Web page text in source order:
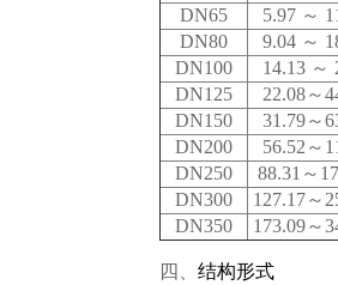
DN65
5.97 ～
DN80
9.04 ～
DN100
14.13 ～
DN125
22.08～
DN150
31.79～
DN200
56.52 ～
DN250
88.31 ～
DN300
127.17～
DN350
173.09～
四、 结构形式